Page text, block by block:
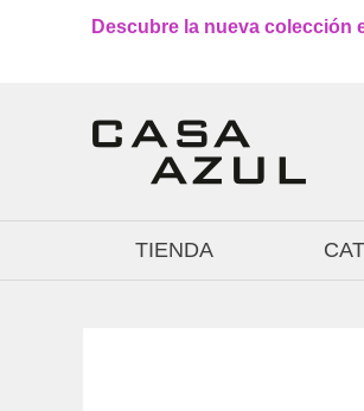
Descubre la nueva colección
TIENDA